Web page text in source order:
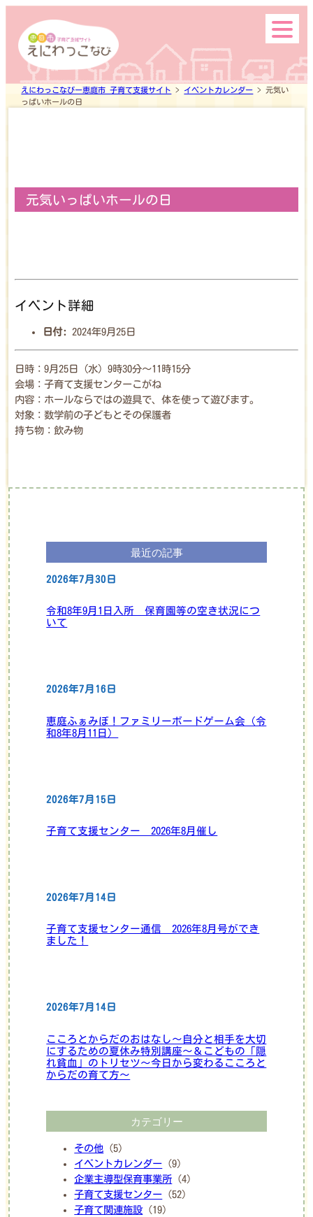
えにわっこなびー恵庭市 子育て支援サイト > イベントカレンダー >元気い
っぱいホールの日
元気いっぱいホールの日
イベント詳細
日付: 2024年9月25日
日時：9月25日（水）9時30分～11時15分
会場：子育て支援センターこがね
内容：ホールならではの遊具で、体を使って遊びます。
対象：数学前の子どもとその保護者
持ち物：飲み物
最近の記事
2026年7月30日
令和8年9月1日入所 保育園等の空き状況につ
いて
2026年7月16日
恵庭ふぁみぼ！ファミリーボードゲーム会（令
和8年8月11日）
2026年7月15日
子育て支援センター 2026年8月催し
2026年7月14日
子育て支援センター通信 2026年8月号ができ
ました！
2026年7月14日
こころとからだのおはなし～自分と相手を大切
にするための夏休み特別講座～＆こどもの「隠
れ貧血」のトリセツ～今日から変わるこころと
からだの育て方～
カテゴリー
その他 (5)
イベントカレンダー (9)
企業主導型保育事業所 (4)
子育て支援センター (52)
子育て関連施設 (19)
市内の主な公園
Search